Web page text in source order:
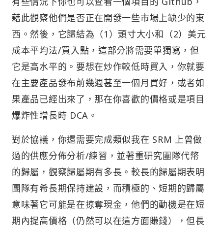
藉此觀察他們是否正在開發一些市場上缺少的東
西。然後，它歸結為（1）頭寸大小和（2）美元
成本平均法/買入點，這部分將需要單獨寫，但
它是高水平的。要想在炒作較低時買入，你就要
在主要產品發布前幾週甚至一個月買好，或者如
果產品已經出來了，那在你喜歡的價格或是項目
爆炸性增長時 DCA。
對於協議，你還需要完成類似我在 SRM 上曾做
過的供應分佈分析/練習，並著重研究團隊代幣
的歸屬，觀察歸屬期有多長。較長的歸屬期表明
團隊有希長期保持建設，而積極的、短期的歸屬
意味著它可能是在掠奪現金，他們的動機是在短
期內提高價格（仍然可以在這方面賺錢），但長